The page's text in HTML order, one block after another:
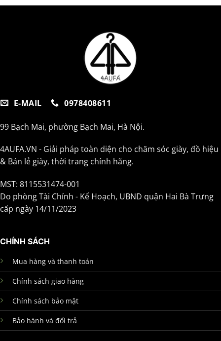
E-MAIL 0978408611
99 Bạch Mai, phường Bạch Mai, Hà Nội.
4AUFA.VN - Giải pháp toàn diện cho chăm sóc giày, đồ hiệu
& Bán lẻ giày, thời trang chính hãng.
MST: 8115531474-001
Do phòng Tài Chính - Kế Hoạch, UBND quận Hai Bà Trưng
cấp ngày 14/11/2023
CHÍNH SÁCH
Mua hàng và thanh toán
Chính sách giao hàng
Chính sách bảo mật
Bảo hành và đổi trả